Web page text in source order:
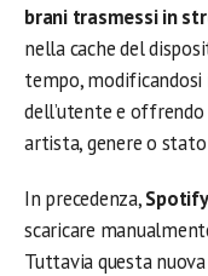
brani trasmessi in
nella cache del
tempo,
dell’utente e
artista, genere o stato
In precedenza,Spotify
scaricare
Tuttavia questa